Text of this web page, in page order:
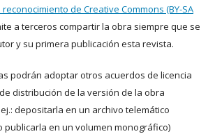
reconocimiento de Creative Commons (BY-SA
a terceros compartir la obra siempre que se
y su primera publicación esta revista.
podrán adoptar otros acuerdos de licencia
distribución de la versión de la obra
depositarla en un archivo telemático
publicarla en un volumen monográfico)